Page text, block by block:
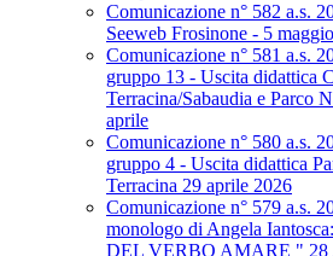
Comunicazione n° 582 a.s.
Seeweb Frosinone - 5 maggio
Comunicazione n° 581 a.s.
gruppo 13 - Uscita didattica
Terracina/Sabaudia e Parco
aprile
Comunicazione n° 580 a.s.
gruppo 4 - Uscita didattica
Terracina 29 aprile 2026
Comunicazione n° 579 a.s.
monologo di Angela
DEL VERBO AMARE " 28